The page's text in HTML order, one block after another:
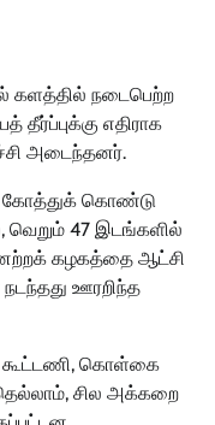
களத்தில் நடைபெற்ற
எதிராக
அடைந்தனர்.
கோத்துக் கொண்டு
வெறும் 47 இடங்களில்
கழகத்தை ஆட்சி
ஊரறிந்த
கூட்டணி, கொள்கை
சில அக்கறை